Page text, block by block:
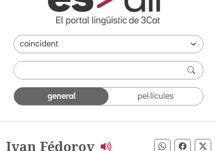
general pel·lícules
Ivan Fédorov Compartir